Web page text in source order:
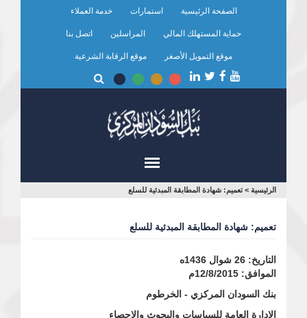
الصفحة الرئيسية استمارات خدمة العملاء
حماية المستهلك المالي المراسلين اتصل بنا
موقع التمويل الأصغر موقع الرقابة الشرعية
أنت
الرئيسية > تعميم: شهادة المطابقة المبدئية للسلع
تعميم: شهادة المطابقة المبدئية للسلع
التاريخ: 26 شوال 1436ه
الموافق: 12/8/2015م
بنك السودان المركزي - الخرطوم
الإدارة العامة للسياسات والبحوث والإحصاء